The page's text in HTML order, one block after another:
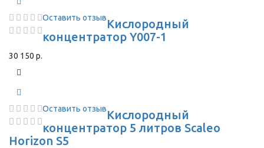
Оставить отзывКислородный
концентратор Y007-1
30 150 р.
Оставить отзывКислородный
концентратор 5 литров Scaleo
Horizon S5